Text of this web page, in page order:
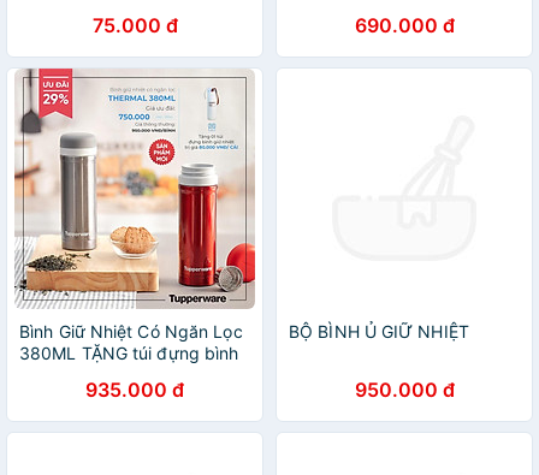
Cấp Giữ Nhiệt Lên Đến 12
Giờ - HÀNG CHÍNH HÃNG
MINIIN
75.000 đ 690.000 đ
Bình Giữ Nhiệt Có Ngăn Lọc
380ML TẶNG túi đựng bình
935.000 đ
BỘ BÌNH Ủ GIỮ NHIỆT
950.000 đ